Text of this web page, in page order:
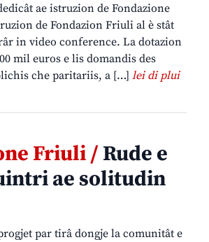
ae istruzion de Fondazione
de Fondazion Friuli al è stât
in video conference. La dotazion
mil euros e lis domandis des
che paritariis, a […] lei di plui
Friuli /Rude e
ae solitudin
par tirâ dongje la comunitât e